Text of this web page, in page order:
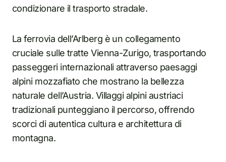
condizionare il trasporto stradale.
La ferrovia dell’Arlberg è un collegamento
cruciale sulle tratte Vienna-Zurigo, trasportando
passeggeri internazionali attraverso paesaggi
alpini mozzafiato che mostrano la bellezza
naturale dell’Austria. Villaggi alpini austriaci
tradizionali punteggiano il percorso, offrendo
scorci di autentica cultura e architettura di
montagna.